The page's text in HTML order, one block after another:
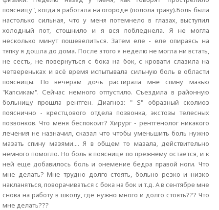
поясницу", когда я работала на огороде (полола траву).Боль была
настолько сильная, что у меня потемнело в глазах, выступил
холодный пот, стошнило и я вся побледнела. Я не могла
несколько минут пошевелиться. Затем еле - еле опираясь на
тяпку я дошла до дома. После этого я неделю не могла ни встать,
не сесть, не повернуться с бока на бок, с кровати слазила на
четвереньках и всё время испытывала сильную боль в области
поясницы. По вечерам дочь растирала мне спину мазью
"Капсикам". Сейчас немного отпустило. Съездила в районную
больницу прошла рентген. Диагноз: " S" образный сколиоз
пояснично - крестцового отдела позвонка, экстозы телесных
позвонков. Что меня беспокоит? Хирург - рентгенолог никакого
лечения не назначил, сказал что чтобы уменьшить боль нужно
мазать спину мазями.... Я в общем то мазала, действительно
немного помогло. Но боль в пояснице по прежнему остается, и к
ней еще добавилось боль и онемение бедра правой ноги. Что
мне делать? Мне трудно долго стоять, больно резко и низко
накланяться, поворачиваться с бока на бок и т.д. А в сентябре мне
снова на работу в школу, где нужно много и долго стоять??? Что
мне делать???